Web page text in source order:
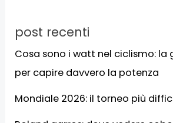
post recenti
Cosa sono i watt nel ciclismo:
per capire davvero la potenza
Mondiale 2026: il torneo più